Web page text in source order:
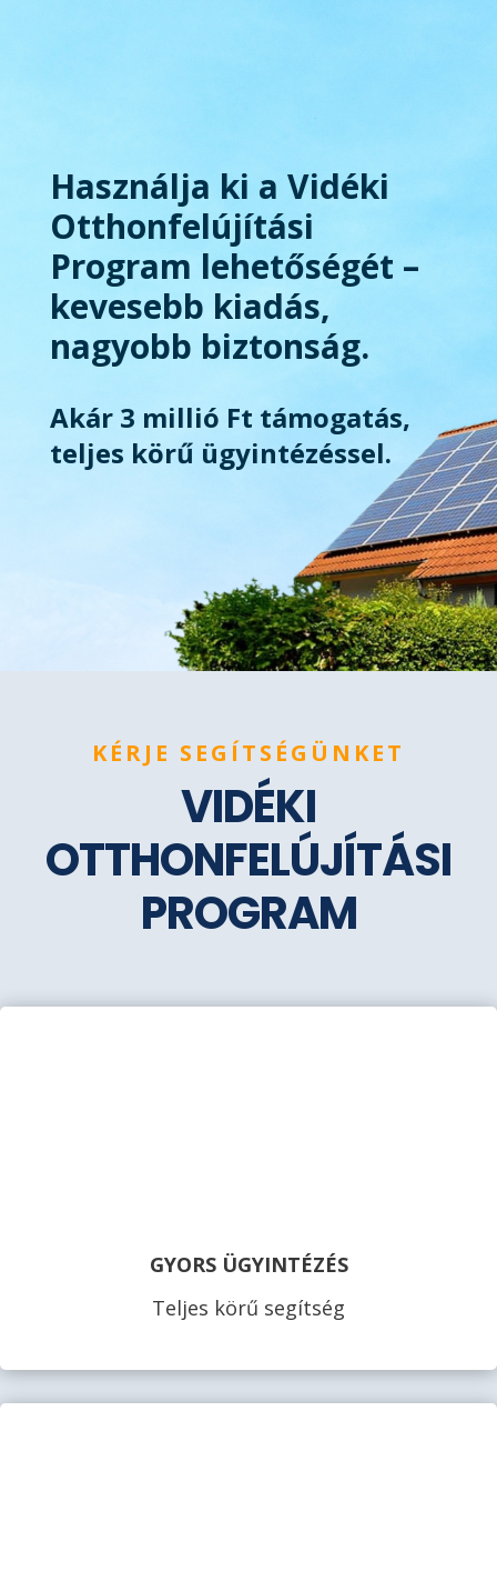
Használja ki a Vidéki
Otthonfelújítási
Program lehetőségét –
kevesebb kiadás,
nagyobb biztonság.
Akár 3 millió Ft támogatás,
teljes körű ügyintézéssel.
KÉRJE SEGÍTSÉGÜNKET
VIDÉKI
OTTHONFELÚJÍTÁSI
PROGRAM
GYORS ÜGYINTÉZÉS
Teljes körű segítség